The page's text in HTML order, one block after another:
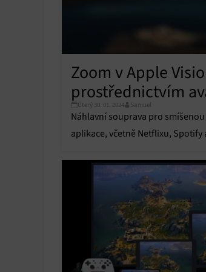
Zoom v Apple
prostřednictvím
Úterý 30. 01. 2024 Samuel
Náhlavní souprava pro
aplikace, včetně Netflixu, Spotify